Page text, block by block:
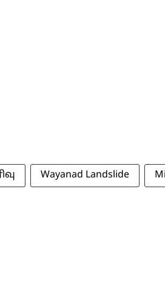
Wayanad Landslide